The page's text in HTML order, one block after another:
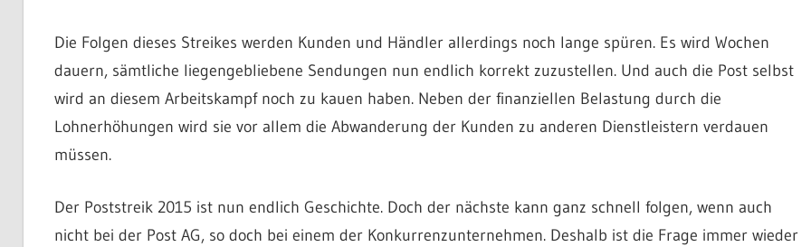
Die Folgen dieses Streikes werden Kunden und Händler allerdings noch lange spüren. Es wird Wochen
dauern, sämtliche liegengebliebene Sendungen nun endlich korrekt zuzustellen. Und auch die Post selbst
wird an diesem Arbeitskampf noch zu kauen haben. Neben der finanziellen Belastung durch die
Lohnerhöhungen wird sie vor allem die Abwanderung der Kunden zu anderen Dienstleistern verdauen
müssen.
Der Poststreik 2015 ist nun endlich Geschichte. Doch der nächste kann ganz schnell folgen, wenn auch
nicht bei der Post AG, so doch bei einem der Konkurrenzunternehmen. Deshalb ist die Frage immer wieder